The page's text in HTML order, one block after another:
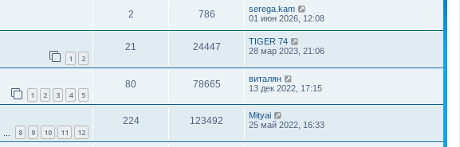
2 786
serega.kam
01 июн 2026, 12:08
1 2
21 24447
TIGER 74
28 мар 2023, 21:06
1 2 3 4 5
80 78665
виталян
13 дек 2022, 17:15
8 9 10 11 12
224 123492
Mityai
25 май 2022, 16:33